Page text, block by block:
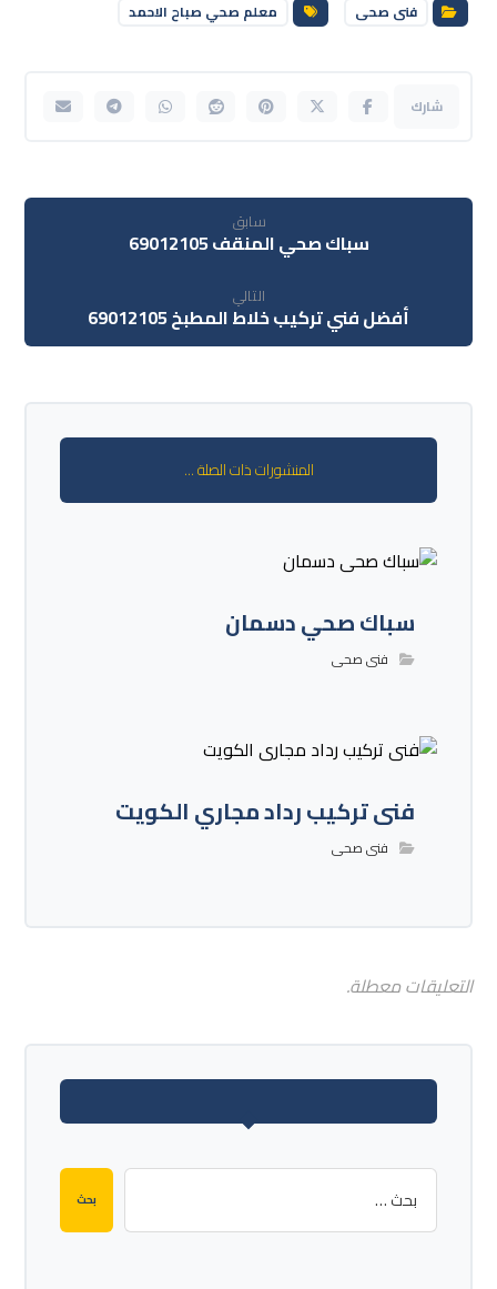
فنى صحى
معلم صحي صباح الاحمد
سابق
سباك صحي المنقف 69012105
التالي
أفضل فني تركيب خلاط المطبخ 69012105
المنشورات ذات الصلة ...
سباك صحي دسمان
فنى صحى
فنى تركيب رداد مجاري الكويت
فنى صحى
التعليقات معطلة.